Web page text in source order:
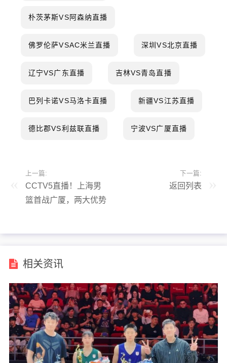
朴茨茅斯VS阿森纳直播
佛罗伦萨VSAC米兰直播 深圳VS北京直播
辽宁VS广东直播 吉林VS青岛直播
巴列卡诺VS马洛卡直播 新疆VS江苏直播
德比郡VS利兹联直播 宁波VS广厦直播
上一篇:
CCTV5直播！上海男
篮首战广厦，两大优势
下一篇:
返回列表
相关资讯